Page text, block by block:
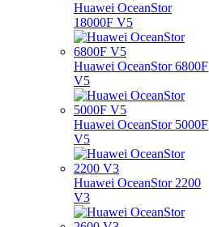
Huawei OceanStor
18000F V5
Huawei OceanStor 6800F
V5
Huawei OceanStor 5000F
V5
Huawei OceanStor 2200
V3